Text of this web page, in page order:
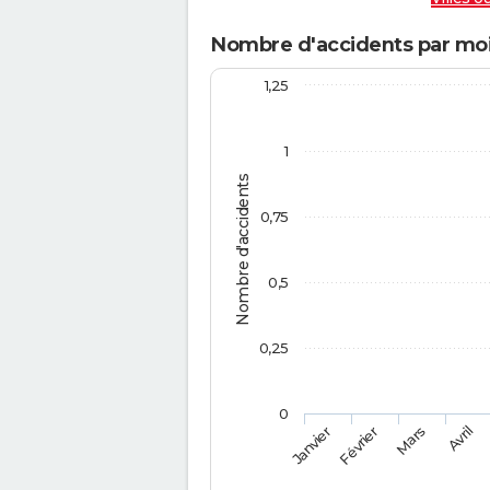
Nombre d'accidents par
Nombre d'accidents
JanvierFévrier Mars Avril
0
1
0,25
0,5
0,75
1,25